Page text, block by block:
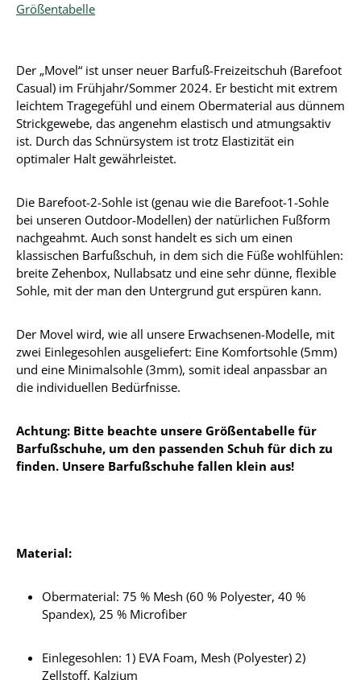
Größentabelle
Der „Movel“ ist unser neuer Barfuß-Freizeitschuh (Barefoot
Casual) im Frühjahr/Sommer 2024. Er besticht mit extrem
leichtem Tragegefühl und einem Obermaterial aus dünnem
Strickgewebe, das angenehm elastisch und atmungsaktiv
ist. Durch das Schnürsystem ist trotz Elastizität ein
optimaler Halt gewährleistet.
Die Barefoot-2-Sohle ist (genau wie die Barefoot-1-Sohle
bei unseren Outdoor-Modellen) der natürlichen Fußform
nachgeahmt. Auch sonst handelt es sich um einen
klassischen Barfußschuh, in dem sich die Füße wohlfühlen:
breite Zehenbox, Nullabsatz und eine sehr dünne, flexible
Sohle, mit der man den Untergrund gut erspüren kann.
Der Movel wird, wie all unsere Erwachsenen-Modelle, mit
zwei Einlegesohlen ausgeliefert: Eine Komfortsohle (5mm)
und eine Minimalsohle (3mm), somit ideal anpassbar an
die individuellen Bedürfnisse.
Achtung: Bitte beachte unsere Größentabelle für
Barfußschuhe, um den passenden Schuh für dich zu
finden. Unsere Barfußschuhe fallen klein aus!
Material:
Obermaterial: 75 % Mesh (60 % Polyester, 40 %
Spandex), 25 % Microfiber
Einlegesohlen: 1) EVA Foam, Mesh (Polyester) 2)
Zellstoff, Kalzium